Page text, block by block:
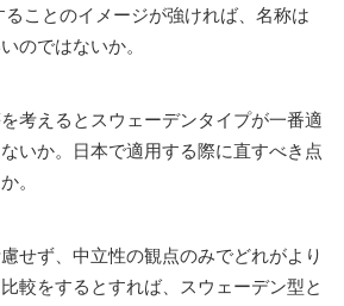
ことのイメージが強ければ、名称は
のではないか。
考えるとスウェーデンタイプが一番適
いか。日本で適用する際に直すべき点
。
せず、中立性の観点のみでどれがより
較をするとすれば、スウェーデン型と